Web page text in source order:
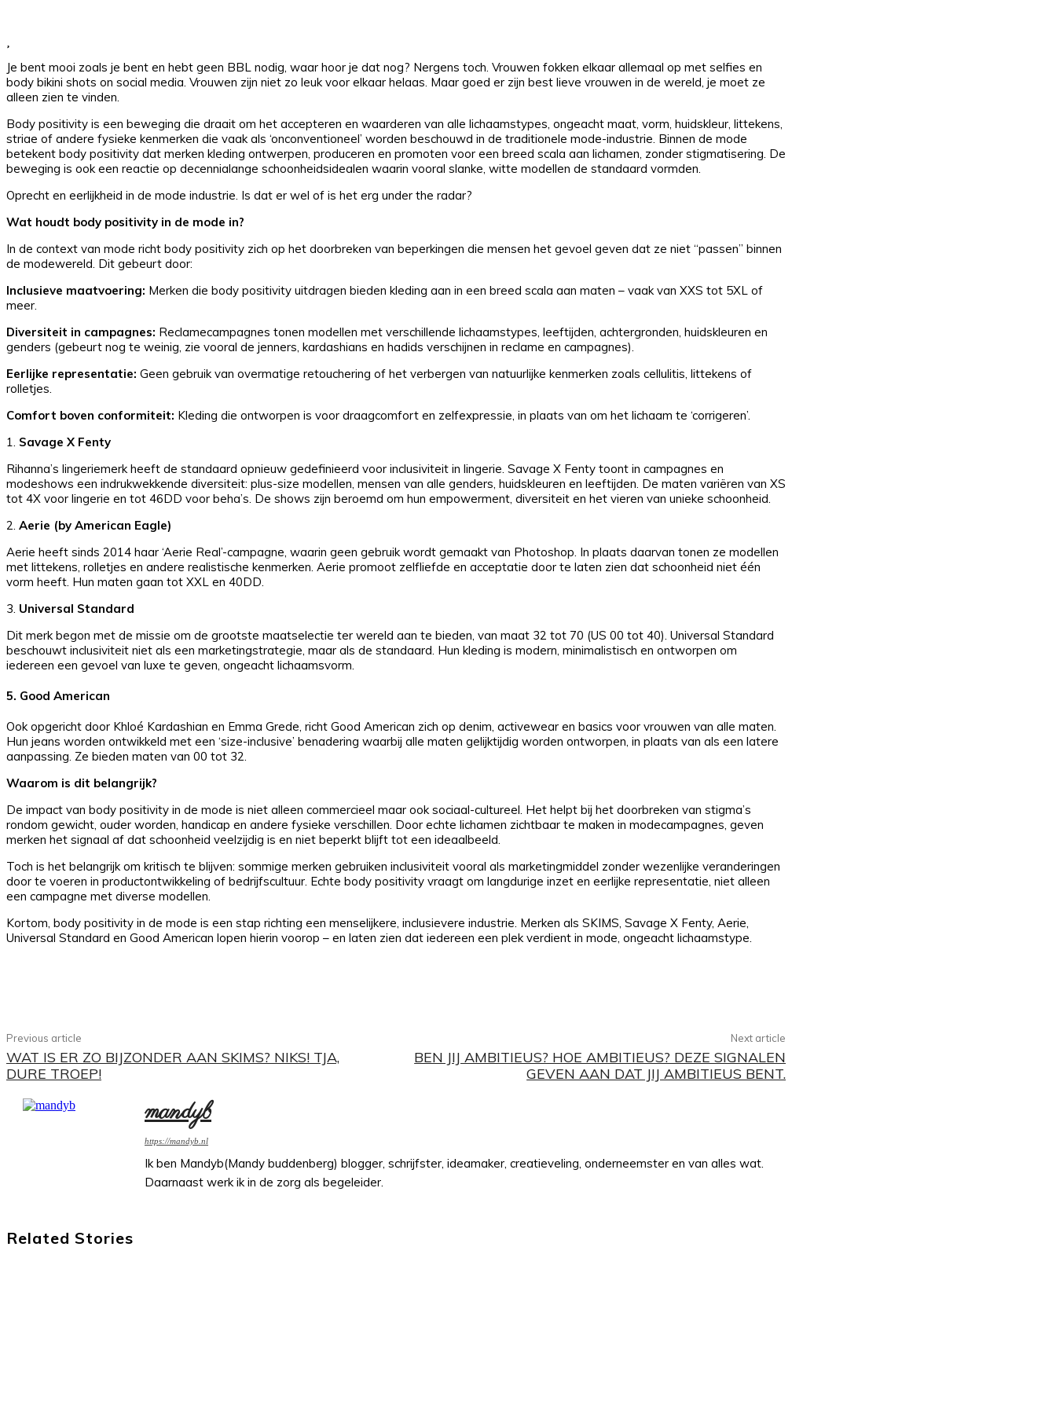
Je bent mooi zoals je bent en hebt geen BBL nodig, waar hoor je dat nog? Nergens toch. Vrouwen fokken elkaar allemaal op met selfies en
body bikini shots on social media. Vrouwen zijn niet zo leuk voor elkaar helaas. Maar goed er zijn best lieve vrouwen in de wereld, je moet ze
alleen zien te vinden.
Body positivity is een beweging die draait om het accepteren en waarderen van alle lichaamstypes, ongeacht maat, vorm, huidskleur, littekens,
striae of andere fysieke kenmerken die vaak als ‘onconventioneel’ worden beschouwd in de traditionele mode-industrie. Binnen de mode
betekent body positivity dat merken kleding ontwerpen, produceren en promoten voor een breed scala aan lichamen, zonder stigmatisering. De
beweging is ook een reactie op decennialange schoonheidsidealen waarin vooral slanke, witte modellen de standaard vormden.
Oprecht en eerlijkheid in de mode industrie. Is dat er wel of is het erg under the radar?
Wat houdt body positivity in de mode in?
In de context van mode richt body positivity zich op het doorbreken van beperkingen die mensen het gevoel geven dat ze niet “passen” binnen
de modewereld. Dit gebeurt door:
Inclusieve maatvoering: Merken die body positivity uitdragen bieden kleding aan in een breed scala aan maten – vaak van XXS tot 5XL of
meer.
Diversiteit in campagnes: Reclamecampagnes tonen modellen met verschillende lichaamstypes, leeftijden, achtergronden, huidskleuren en
genders (gebeurt nog te weinig, zie vooral de jenners, kardashians en hadids verschijnen in reclame en campagnes).
Eerlijke representatie: Geen gebruik van overmatige retouchering of het verbergen van natuurlijke kenmerken zoals cellulitis, littekens of
rolletjes.
Comfort boven conformiteit: Kleding die ontworpen is voor draagcomfort en zelfexpressie, in plaats van om het lichaam te ‘corrigeren’.
1. Savage X Fenty
Rihanna’s lingeriemerk heeft de standaard opnieuw gedefinieerd voor inclusiviteit in lingerie. Savage X Fenty toont in campagnes en
modeshows een indrukwekkende diversiteit: plus-size modellen, mensen van alle genders, huidskleuren en leeftijden. De maten variëren van XS
tot 4X voor lingerie en tot 46DD voor beha’s. De shows zijn beroemd om hun empowerment, diversiteit en het vieren van unieke schoonheid.
2. Aerie (by American Eagle)
Aerie heeft sinds 2014 haar ‘Aerie Real’-campagne, waarin geen gebruik wordt gemaakt van Photoshop. In plaats daarvan tonen ze modellen
met littekens, rolletjes en andere realistische kenmerken. Aerie promoot zelfliefde en acceptatie door te laten zien dat schoonheid niet één
vorm heeft. Hun maten gaan tot XXL en 40DD.
3. Universal Standard
Dit merk begon met de missie om de grootste maatselectie ter wereld aan te bieden, van maat 32 tot 70 (US 00 tot 40). Universal Standard
beschouwt inclusiviteit niet als een marketingstrategie, maar als de standaard. Hun kleding is modern, minimalistisch en ontworpen om
iedereen een gevoel van luxe te geven, ongeacht lichaamsvorm.
5. Good American
Ook opgericht door Khloé Kardashian en Emma Grede, richt Good American zich op denim, activewear en basics voor vrouwen van alle maten.
Hun jeans worden ontwikkeld met een ‘size-inclusive’ benadering waarbij alle maten gelijktijdig worden ontworpen, in plaats van als een latere
aanpassing. Ze bieden maten van 00 tot 32.
Waarom is dit belangrijk?
De impact van body positivity in de mode is niet alleen commercieel maar ook sociaal-cultureel. Het helpt bij het doorbreken van stigma’s
rondom gewicht, ouder worden, handicap en andere fysieke verschillen. Door echte lichamen zichtbaar te maken in modecampagnes, geven
merken het signaal af dat schoonheid veelzijdig is en niet beperkt blijft tot een ideaalbeeld.
Toch is het belangrijk om kritisch te blijven: sommige merken gebruiken inclusiviteit vooral als marketingmiddel zonder wezenlijke veranderingen
door te voeren in productontwikkeling of bedrijfscultuur. Echte body positivity vraagt om langdurige inzet en eerlijke representatie, niet alleen
een campagne met diverse modellen.
Kortom, body positivity in de mode is een stap richting een menselijkere, inclusievere industrie. Merken als SKIMS, Savage X Fenty, Aerie,
Universal Standard en Good American lopen hierin voorop – en laten zien dat iedereen een plek verdient in mode, ongeacht lichaamstype.
Previous article
WAT IS ER ZO BIJZONDER AAN SKIMS? NIKS! TJA,
DURE TROEP!
Next article
BEN JIJ AMBITIEUS? HOE AMBITIEUS? DEZE SIGNALEN
GEVEN AAN DAT JIJ AMBITIEUS BENT.
mandyb
https://mandyb.nl
Ik ben Mandyb(Mandy buddenberg) blogger, schrijfster, ideamaker, creatieveling, onderneemster en van alles wat.
Daarnaast werk ik in de zorg als begeleider.
Related Stories